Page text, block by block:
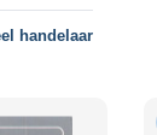
handelaar